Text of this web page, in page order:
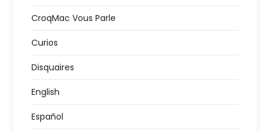
CroqMac Vous Parle
Curios
Disquaires
English
Español